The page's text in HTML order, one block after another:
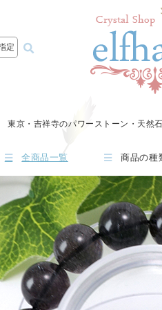
定
東京・吉祥寺のパワーストーン・天然
全商品一覧 商品の種